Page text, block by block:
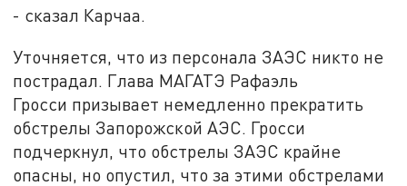
- сказал Карчаа.
Уточняется, что из персонала ЗАЭС никто не
пострадал. Глава МАГАТЭ Рафаэль
Гросси призывает немедленно прекратить
обстрелы Запорожской АЭС. Гросси
подчеркнул, что обстрелы ЗАЭС крайне
опасны, но опустил, что за этими обстрелами